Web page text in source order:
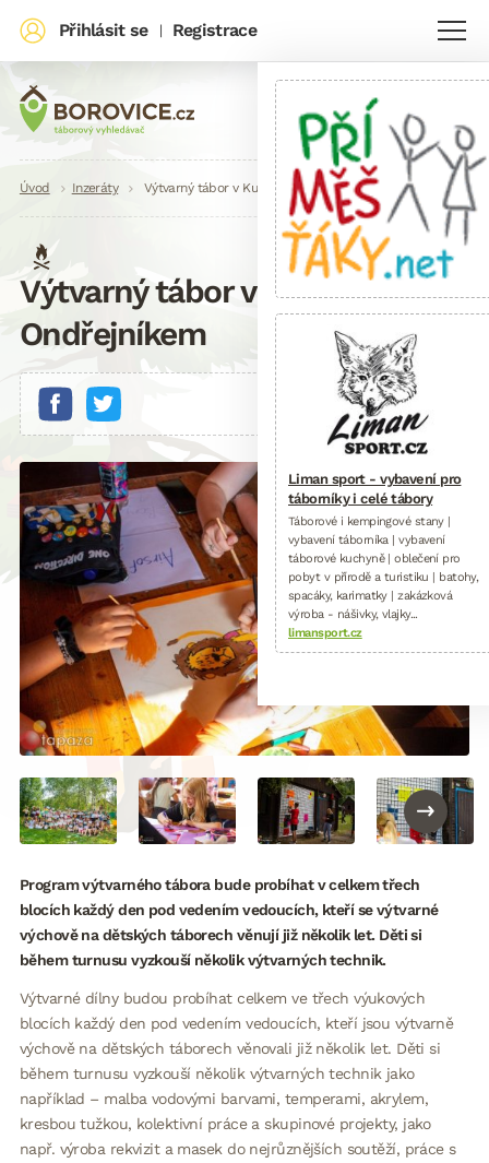
Přihlásit se | Registrace
Drobečková
navigace
Úvod Inzeráty Výtvarný tábor v Kunčicích pod Ondřejníkem
Výtvarný tábor v Kunčicích pod
Ondřejníkem
Program výtvarného tábora bude probíhat v celkem třech
blocích každý den pod vedením vedoucích, kteří se výtvarné
výchově na dětských táborech věnují již několik let. Děti si
během turnusu vyzkouší několik výtvarných technik.
Výtvarné dílny budou probíhat celkem ve třech výukových
blocích každý den pod vedením vedoucích, kteří jsou výtvarně
výchově na dětských táborech věnovali již několik let. Děti si
během turnusu vyzkouší několik výtvarných technik jako
například – malba vodovými barvami, temperami, akrylem,
kresbou tužkou, kolektivní práce a skupinové projekty, jako
např. výroba rekvizit a masek do nejrůznějších soutěží, práce s
Liman sport - vybavení pro
táborníky i celé tábory
Táborové i kempingové stany |
vybavení táborníka | vybavení
táborové kuchyně | oblečení pro
pobyt v přírodě a turistiku | batohy,
spacáky, karimatky | zakázková
výroba - nášivky, vlajky...
limansport.cz